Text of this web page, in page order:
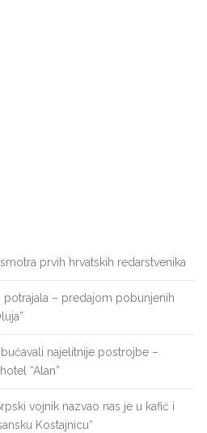
prvih hrvatskih redarstvenika
potrajala – predajom pobunjenih
najelitnije postrojbe –
“Alan”
vojnik nazvao nas je u kafić i
Kostajnicu“